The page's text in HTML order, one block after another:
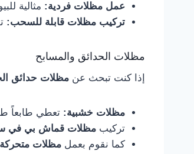
عمل مظلات فردية: مثالية
تركيب مظلات قابلة للسحب:
مظلات الحدائق والمسابح
إذا كنت تبحث عن مظلات حدائق
مظلات خشبية: تعطي طابعاً
تركيب مظلات قماش بي في
كما نقوم بعمل مظلات